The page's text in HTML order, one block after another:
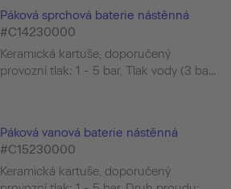
Páková sprchová baterie nástěnná
#C14230000
Keramická kartuše, doporučený
provozní tlak: 1 - 5 bar, Tlak vody (3 ba...
Páková vanová baterie nástěnná
#C15230000
Keramická kartuše, doporučený